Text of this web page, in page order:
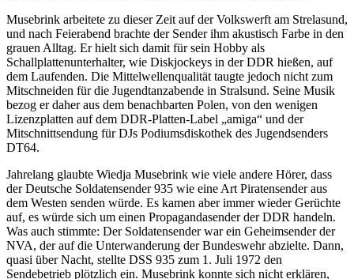
Musebrink arbeitete zu dieser Zeit auf der Volkswerft am Strelasund,
und nach Feierabend brachte der Sender ihm akustisch Farbe in den
grauen Alltag. Er hielt sich damit für sein Hobby als
Schallplattenunterhalter, wie Diskjockeys in der DDR hießen, auf
dem Laufenden. Die Mittelwellenqualität taugte jedoch nicht zum
Mitschneiden für die Jugendtanzabende in Stralsund. Seine Musik
bezog er daher aus dem benachbarten Polen, von den wenigen
Lizenzplatten auf dem DDR-Platten-Label „amiga“ und der
Mitschnittsendung für DJs Podiumsdiskothek des Jugendsenders
DT64.
Jahrelang glaubte Wiedja Musebrink wie viele andere Hörer, dass
der Deutsche Soldatensender 935 wie eine Art Piratensender aus
dem Westen senden würde. Es kamen aber immer wieder Gerüchte
auf, es würde sich um einen Propagandasender der DDR handeln.
Was auch stimmte: Der Soldatensender war ein Geheimsender der
NVA, der auf die Unterwanderung der Bundeswehr abzielte. Dann,
quasi über Nacht, stellte DSS 935 zum 1. Juli 1972 den
Sendebetrieb plötzlich ein. Musebrink konnte sich nicht erklären,